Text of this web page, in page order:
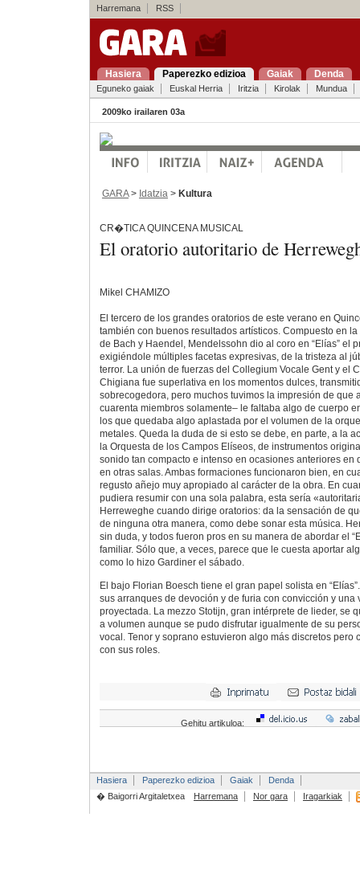
Harremana RSS
Hasiera Paperezko edizioa Gaiak Denda
Eguneko gaiak Euskal Herria Iritzia Kirolak Mundua
2009ko irailaren 03a
GARA> Idatzia > Kultura
CR�TICA QUINCENA MUSICAL
El oratorio autoritario de
Mikel CHAMIZO
El tercero de los grandes oratorios de este verano en
también con buenos resultados artísticos. Compuesto en
de Bach y Haendel, Mendelssohn dio al coro en “Elías” el
exigiéndole múltiples facetas expresivas, de la tristeza al
terror. La unión de fuerzas del Collegium Vocale Gent y el
Chigiana fue superlativa en los momentos dulces,
sobrecogedora, pero muchos tuvimos la impresión de que
cuarenta miembros solamente– le faltaba algo de cuerpo
los que quedaba algo aplastada por el volumen de la
metales. Queda la duda de si esto se debe, en parte, a la
la Orquesta de los Campos Elíseos, de instrumentos
sonido tan compacto e intenso en ocasiones anteriores en
en otras salas. Ambas formaciones funcionaron bien, en
regusto añejo muy apropiado al carácter de la obra. En
pudiera resumir con una sola palabra, esta sería
Herreweghe cuando dirige oratorios: da la sensación de
de ninguna otra manera, como debe sonar esta música.
sin duda, y todos fueron pros en su manera de abordar el
familiar. Sólo que, a veces, parece que le cuesta aportar
como lo hizo Gardiner el sábado.
El bajo Florian Boesch tiene el gran papel solista en
sus arranques de devoción y de furia con convicción y una
proyectada. La mezzo Stotijn, gran intérprete de lieder, se
a volumen aunque se pudo disfrutar igualmente de su
vocal. Tenor y soprano estuvieron algo más discretos pero
con sus roles.
Gehitu artikuloa:
Hasiera Paperezko edizioa Gaiak
Denda
� Baigorri Argitaletxea
Harremana Nor gara Iragarkiak